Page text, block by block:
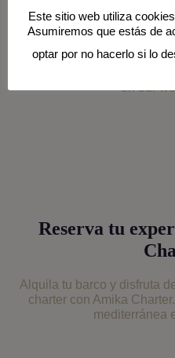
Rent your boat and enjoy
on our
Reserva tu
Alquila tu barco y disfruta
charter con Amika
mediterránea
Este sitio web utiliza
Asumiremos que estás de
optar por no hacerlo si lo